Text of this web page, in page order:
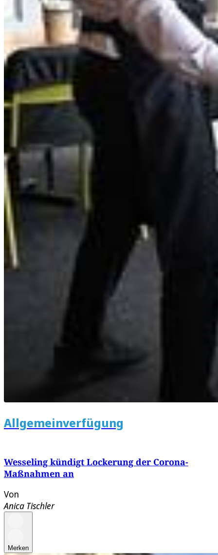
Allgemeinverfügung
Wesseling kündigt Lockerung der Corona-
Maßnahmen an
Von
Anica Tischler
Merken